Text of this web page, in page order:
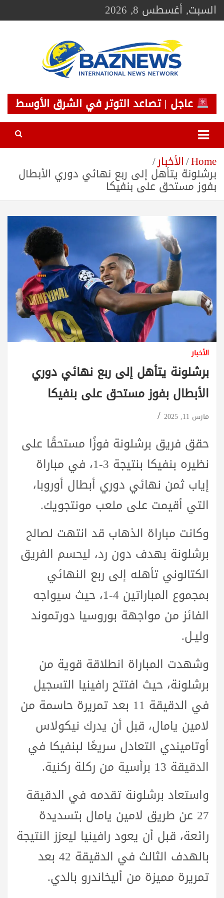
Skip
toالسبت, أغسطس 8, 2026
BAZNEWS
شبكة باز الإخبارية
عاجل | تصاعد التوتر في الشرق الأوسط
Home الأخبار
برشلونة يتأهل إلى ربع نهائي دوري الأبطال
بفوز مستحق على بنفيكا
الأخبار
برشلونة يتأهل إلى ربع نهائي دوري
الأبطال بفوز مستحق على بنفيكا
مارس 11, 2025
حقق فريق برشلونة فوزًا مستحقًا على
نظيره بنفيكا بنتيجة 3-1، في مباراة
إياب ثمن نهائي دوري أبطال أوروبا،
التي أقيمت على ملعب مونتجويك.
وكانت مباراة الذهاب قد انتهت لصالح
برشلونة بهدف دون رد، ليحسم الفريق
الكتالوني تأهله إلى ربع النهائي
بمجموع المباراتين 4-1، حيث سيواجه
الفائز من مواجهة بوروسيا دورتموند
وليـل.
وشهدت المباراة انطلاقة قوية من
برشلونة، حيث افتتح رافينيا التسجيل
في الدقيقة 11 بعد تمريرة حاسمة من
لامين يامال، قبل أن يدرك نيكولاس
أوتاميندي التعادل سريعًا لبنفيكا في
الدقيقة 13 برأسية من ركلة ركنية.
واستعاد برشلونة تقدمه في الدقيقة
27 عن طريق لامين يامال بتسديدة
رائعة، قبل أن يعود رافينيا ليعزز النتيجة
بالهدف الثالث في الدقيقة 42 بعد
تمريرة مميزة من أليخاندرو بالدي.